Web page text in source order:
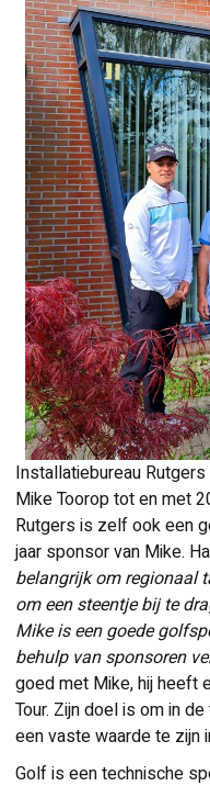
Installatiebureau
Mike Toorop tot en met
Rutgers is zelf ook een
jaar sponsor van Mike.
belangrijk om regionaal
om een steentje bij te
Mike is een goede
behulp van sponsoren
goed met Mike, hij heeft
Tour. Zijn doel is om in
een vaste waarde te zijn
Golf is een technische